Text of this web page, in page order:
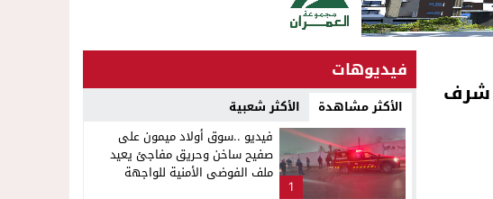
شرف
فيديوهات
الأكثر مشاهدة الأكثر شعبية
1
فيديو ..سوق أولاد ميمون على
صفيح ساخن وحريق مفاجئ يعيد
ملف الفوضى الأمنية للواجهة